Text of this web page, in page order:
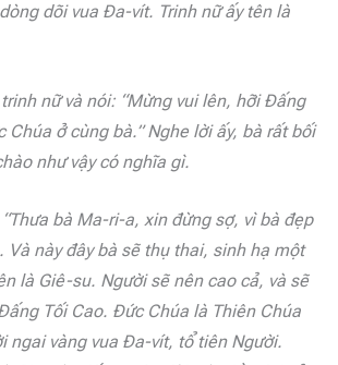
dõi vua Đa-vít. Trinh nữ ấy tên là
nữ và nói: “Mừng vui lên, hỡi Đấng
Chúa ở cùng bà.” Nghe lời ấy, bà rất bối
như vậy có nghĩa gì.
bà Ma-ri-a, xin đừng sợ, vì bà đẹp
Và này đây bà sẽ thụ thai, sinh hạ một
là Giê-su. Người sẽ nên cao cả, và sẽ
Tối Cao. Đức Chúa là Thiên Chúa
ngai vàng vua Đa-vít, tổ tiên Người.